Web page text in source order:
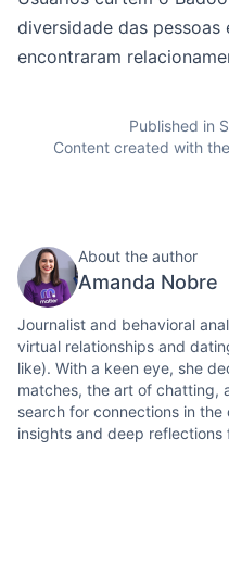
diversidade das pessoas
encontraram
Published in
Content created with
About the author
Amanda Nobre
Journalist and behavioral
virtual relationships and
like). With a keen eye, she
matches, the art of chatting,
search for connections in
insights and deep